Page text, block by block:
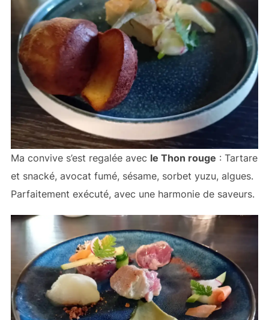
Ma convive s’est regalée avec le Thon rouge : Tartare
et snacké, avocat fumé, sésame, sorbet yuzu, algues.
Parfaitement exécuté, avec une harmonie de saveurs.